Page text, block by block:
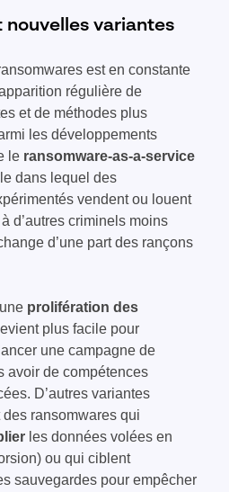
nouvelles variantes
est en constante
régulière de
et de méthodes plus
les développements
le ransomware-as-a-service
dans lequel des
vendent ou louent
d’autres criminels moins
d’une part des rançons
prolifération des
plus facile pour
une campagne de
avoir de compétences
D’autres variantes
ransomwares qui
les données volées en
ou qui ciblent
sauvegardes pour empêcher